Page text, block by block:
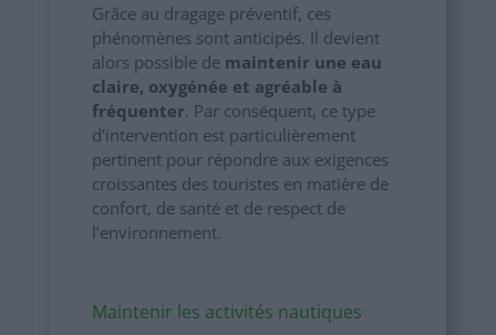
Grâce au dragage préventif, ces
phénomènes sont anticipés. Il devient
alors possible de maintenir une eau
claire, oxygénée et agréable à
fréquenter. Par conséquent, ce type
d’intervention est particulièrement
pertinent pour répondre aux exigences
croissantes des touristes en matière de
confort, de santé et de respect de
l’environnement.
Maintenir les activités nautiques